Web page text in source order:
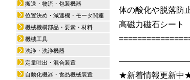
体の酸化や脱落防
高磁力磁石シート
★新着情報更新中★
搬送・物流・包装機器
位置決め・減速機・モータ関連
機械機構部品・要素・材料
機械工具
洗浄・洗浄機器
定量吐出・混合装置
自動化機器・食品機械装置